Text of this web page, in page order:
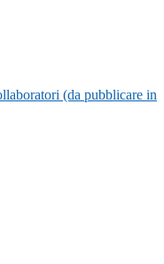
(da pubblicare in